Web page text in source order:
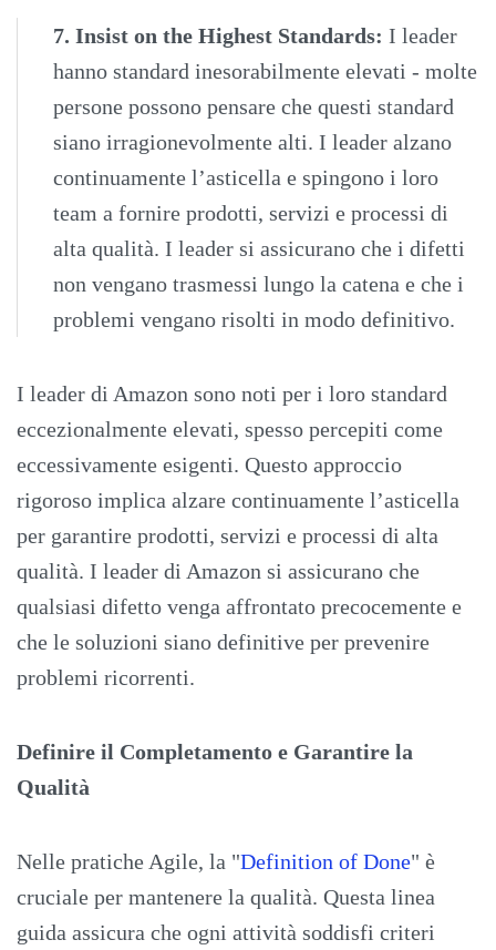
7. Insist on the Highest Standards: I leader
hanno standard inesorabilmente elevati - molte
persone possono pensare che questi standard
siano irragionevolmente alti. I leader alzano
continuamente l’asticella e spingono i loro
team a fornire prodotti, servizi e processi di
alta qualità. I leader si assicurano che i difetti
non vengano trasmessi lungo la catena e che i
problemi vengano risolti in modo definitivo.
I leader di Amazon sono noti per i loro standard
eccezionalmente elevati, spesso percepiti come
eccessivamente esigenti. Questo approccio
rigoroso implica alzare continuamente l’asticella
per garantire prodotti, servizi e processi di alta
qualità. I leader di Amazon si assicurano che
qualsiasi difetto venga affrontato precocemente e
che le soluzioni siano definitive per prevenire
problemi ricorrenti.
Definire il Completamento e Garantire la
Qualità
Nelle pratiche Agile, la "Definition of Done" è
cruciale per mantenere la qualità. Questa linea
guida assicura che ogni attività soddisfi criteri